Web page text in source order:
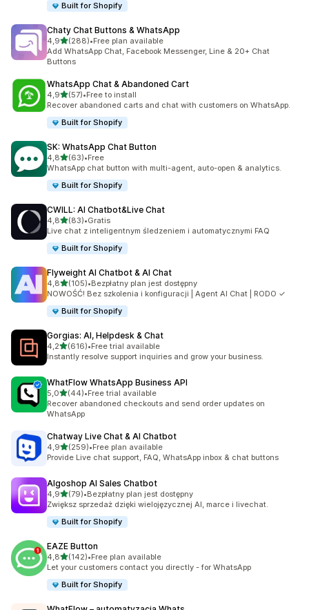
Built for Shopify
Chaty Chat Buttons & WhatsApp
4,9na 5 gwiazdek
(288)
Łączna liczba recenzji: 288
•Free plan available
Add WhatsApp Chat, Facebook Messenger, Line & 20+ Chat
Buttons
WhatsApp Chat & Abandoned Cart
4,9na 5 gwiazdek
(57)
Łączna liczba recenzji: 57
•Free to install
Recover abandoned carts and chat with customers on WhatsApp.
Built for Shopify
SK: WhatsApp Chat Button
4,8na 5 gwiazdek
(63)
Łączna liczba recenzji: 63
•Free
WhatsApp chat button with multi-agent, auto-open & analytics.
Built for Shopify
CWILL: AI Chatbot&Live Chat
4,8na 5 gwiazdek
(83)
Łączna liczba recenzji: 83
•Gratis
Live chat z inteligentnym śledzeniem i automatycznymi FAQ
Built for Shopify
Flyweight AI Chatbot & AI Chat
4,8na 5 gwiazdek
(105)
Łączna liczba recenzji: 105
•Bezpłatny plan jest dostępny
NOWOŚĆ! Bez szkolenia i konfiguracji | Agent AI Chat | RODO ✓
Built for Shopify
Gorgias: AI, Helpdesk & Chat
4,2na 5 gwiazdek
(616)
Łączna liczba recenzji: 616
•Free trial available
Instantly resolve support inquiries and grow your business.
WhatFlow WhatsApp Business API
5,0na 5 gwiazdek
(44)
Łączna liczba recenzji: 44
•Free trial available
Recover abandoned checkouts and send order updates on
WhatsApp
Chatway Live Chat & AI Chatbot
4,9na 5 gwiazdek
(259)
Łączna liczba recenzji: 259
•Free plan available
Provide Live chat support, FAQ, WhatsApp inbox & chat buttons
Algoshop AI Sales Chatbot
4,9na 5 gwiazdek
(79)
Łączna liczba recenzji: 79
•Bezpłatny plan jest dostępny
Zwiększ sprzedaż dzięki wielojęzycznej AI, marce i livechat.
Built for Shopify
EAZE Button
4,8na 5 gwiazdek
(142)
Łączna liczba recenzji: 142
•Free plan available
Let your customers contact you directly - for WhatsApp
Built for Shopify